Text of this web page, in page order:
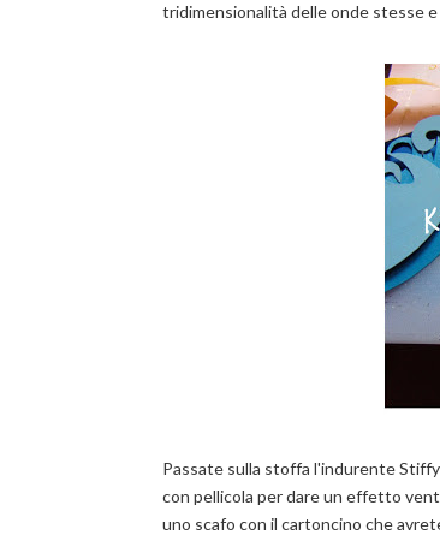
tridimensionalità delle onde stesse
Passate sulla stoffa l'indurente
con pellicola per dare un effetto
uno scafo con il cartoncino che